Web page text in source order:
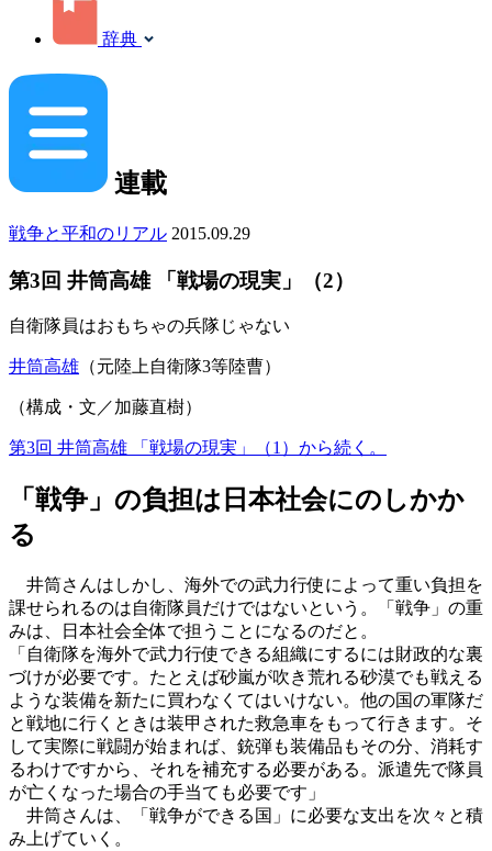
辞典
連載
戦争と平和のリアル 2015.09.29
第3回 井筒高雄 「戦場の現実」（2）
自衛隊員はおもちゃの兵隊じゃない
井筒高雄 （元陸上自衛隊3等陸曹）
（構成・文／加藤直樹）
第3回 井筒高雄 「戦場の現実」（1）から続く。
「戦争」の負担は日本社会にのしかか
る
井筒さんはしかし、海外での武力行使によって重い負担を
課せられるのは自衛隊員だけではないという。「戦争」の重
みは、日本社会全体で担うことになるのだと。
「自衛隊を海外で武力行使できる組織にするには財政的な裏
づけが必要です。たとえば砂嵐が吹き荒れる砂漠でも戦える
ような装備を新たに買わなくてはいけない。他の国の軍隊だ
と戦地に行くときは装甲された救急車をもって行きます。そ
して実際に戦闘が始まれば、銃弾も装備品もその分、消耗す
るわけですから、それを補充する必要がある。派遣先で隊員
が亡くなった場合の手当ても必要です」
井筒さんは、「戦争ができる国」に必要な支出を次々と積
み上げていく。